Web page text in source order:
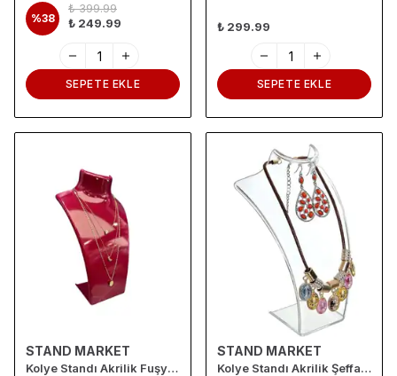
%38
₺ 399.99
₺ 249.99
SEPETE EKLE
₺ 299.99
SEPETE EKLE
STAND MARKET
Kolye Standı Akrilik Fuşya 19x30 cm
STAND MARKET
Kolye Standı Akrilik Şeffaf 19x30 cm